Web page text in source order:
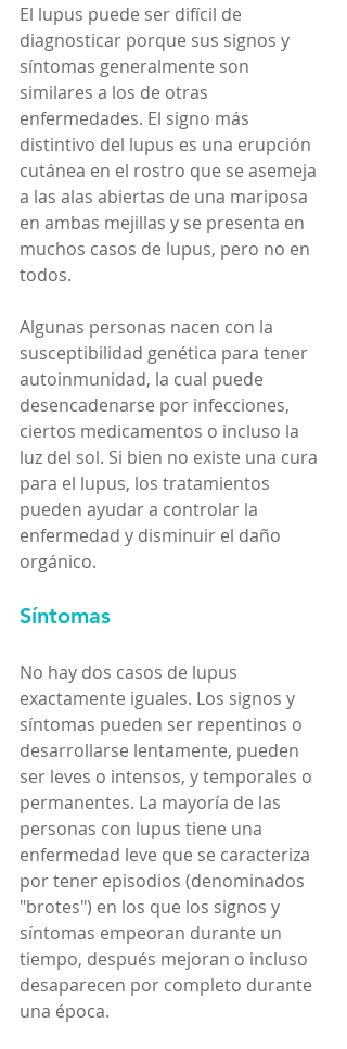
El lupus puede ser difícil de
diagnosticar porque sus signos y
síntomas generalmente son
similares a los de otras
enfermedades. El signo más
distintivo del lupus es una erupción
cutánea en el rostro que se asemeja
a las alas abiertas de una mariposa
en ambas mejillas y se presenta en
muchos casos de lupus, pero no en
todos.
Algunas personas nacen con la
susceptibilidad genética para tener
autoinmunidad, la cual puede
desencadenarse por infecciones,
ciertos medicamentos o incluso la
luz del sol. Si bien no existe una cura
para el lupus, los tratamientos
pueden ayudar a controlar la
enfermedad y disminuir el daño
orgánico.
Síntomas
No hay dos casos de lupus
exactamente iguales. Los signos y
síntomas pueden ser repentinos o
desarrollarse lentamente, pueden
ser leves o intensos, y temporales o
permanentes. La mayoría de las
personas con lupus tiene una
enfermedad leve que se caracteriza
por tener episodios (denominados
"brotes") en los que los signos y
síntomas empeoran durante un
tiempo, después mejoran o incluso
desaparecen por completo durante
una época.